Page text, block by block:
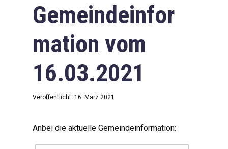
Gemeindeamt
Gemeinderat
Bildung
Vereine
Gemeindeinfor
mation vom
16.03.2021
Veröffentlicht: 16. März 2021
Anbei die aktuelle Gemeindeinformation: